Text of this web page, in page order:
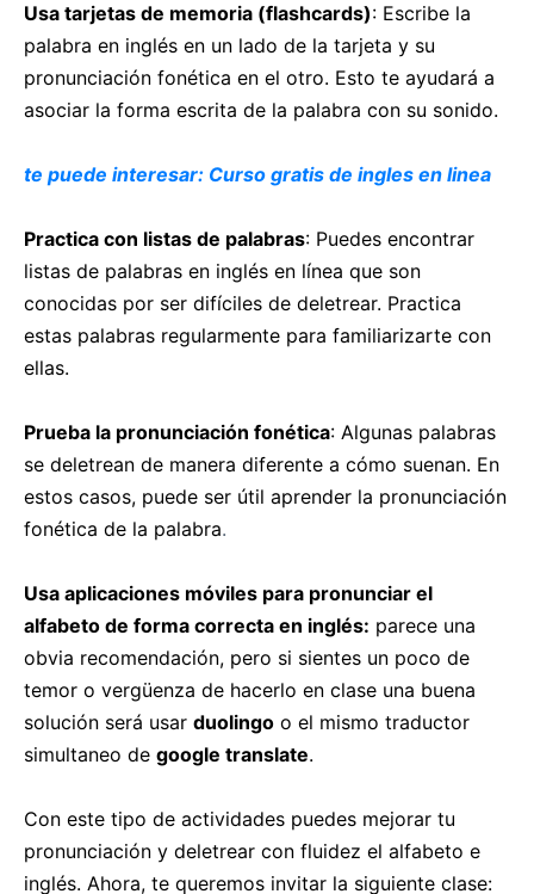
Usa tarjetas de memoria (flashcards): Escribe la
palabra en inglés en un lado de la tarjeta y su
pronunciación fonética en el otro. Esto te ayudará a
asociar la forma escrita de la palabra con su sonido.
te puede interesar: Curso gratis de ingles en linea
Practica con listas de palabras: Puedes encontrar
listas de palabras en inglés en línea que son
conocidas por ser difíciles de deletrear. Practica
estas palabras regularmente para familiarizarte con
ellas.
Prueba la pronunciación fonética: Algunas palabras
se deletrean de manera diferente a cómo suenan. En
estos casos, puede ser útil aprender la pronunciación
fonética de la palabra.
Usa aplicaciones móviles para pronunciar el
alfabeto de forma correcta en inglés: parece una
obvia recomendación, pero si sientes un poco de
temor o vergüenza de hacerlo en clase una buena
solución será usar duolingo o el mismo traductor
simultaneo de google translate.
Con este tipo de actividades puedes mejorar tu
pronunciación y deletrear con fluidez el alfabeto e
inglés. Ahora, te queremos invitar la siguiente clase: